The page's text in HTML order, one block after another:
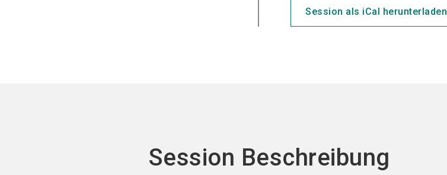
Session als iCal herunterladen
Session Beschreibung